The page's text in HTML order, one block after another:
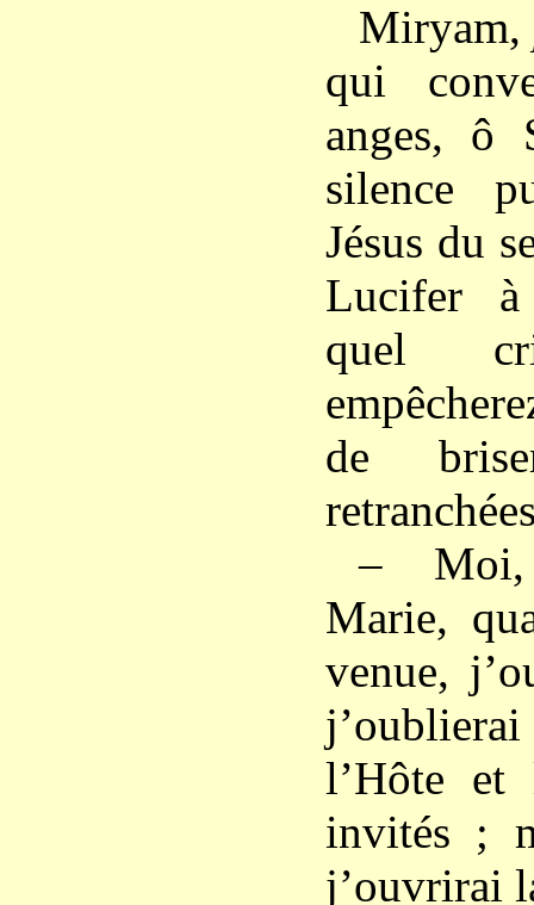
Miryam,
qui
anges, ô
silence
Jésus du
Lucifer
quel
de
–
Marie,
venue,
l’Hôte et
invités ;
j’ouvrirai